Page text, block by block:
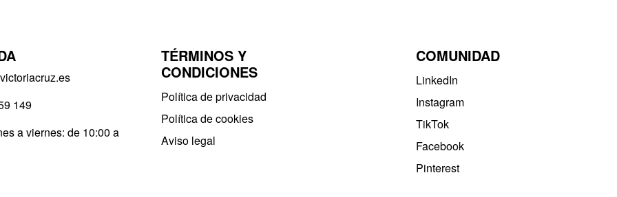
TÉRMINOS Y
CONDICIONES
Política de privacidad​
Política de cookies
Aviso legal
149
a viernes: de 10:00 a
COMUNIDAD
LinkedIn
Instagram
TikTok
Facebook
Pinterest